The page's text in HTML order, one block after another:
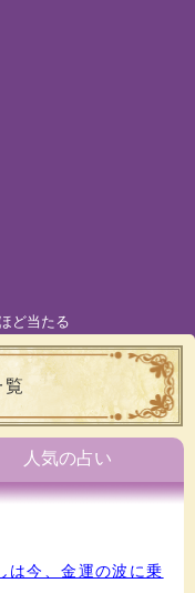
ど当たる
人気の占い
は今、金運の波に乗